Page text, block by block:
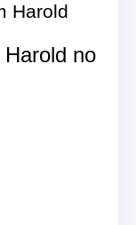
Harold
no